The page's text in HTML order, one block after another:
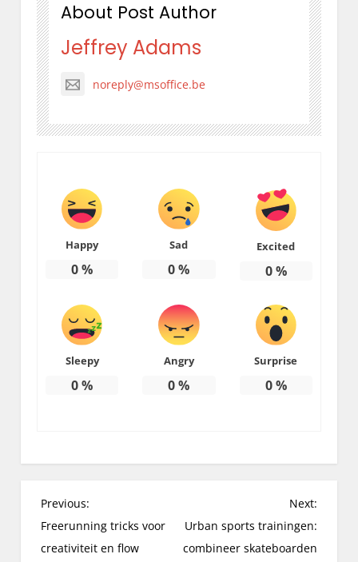
About Post Author
Jeffrey Adams
noreply@msoffice.be
Happy
0%
Sad
0%
Excited
0%
Sleepy
0%
Angry
0%
Surprise
0%
P
o
s
Previous:
Freerunning tricks voor
creativiteit en flow
Next:
Urban sports trainingen:
combineer skateboarden